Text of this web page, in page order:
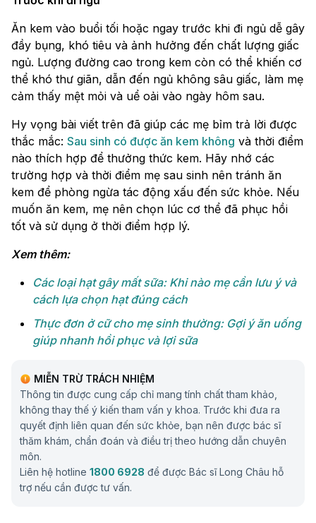
Ăn kem vào buổi tối hoặc ngay trước khi đi ngủ dễ gây
đầy bụng, khó tiêu và ảnh hưởng đến chất lượng giấc
ngủ. Lượng đường cao trong kem còn có thể khiến cơ
thể khó thư giãn, dẫn đến ngủ không sâu giấc, làm mẹ
cảm thấy mệt mỏi và uể oải vào ngày hôm sau.
Hy vọng bài viết trên đã giúp các mẹ bỉm trả lời được
thắc mắc: Sau sinh có được ăn kem không và thời điểm
nào thích hợp để thưởng thức kem. Hãy nhớ các
trường hợp và thời điểm mẹ sau sinh nên tránh ăn
kem để phòng ngừa tác động xấu đến sức khỏe. Nếu
muốn ăn kem, mẹ nên chọn lúc cơ thể đã phục hồi
tốt và sử dụng ở thời điểm hợp lý.
Xem thêm:
Các loại hạt gây mất sữa: Khi nào mẹ cần lưu ý và
cách lựa chọn hạt đúng cách
Thực đơn ở cữ cho mẹ sinh thường: Gợi ý ăn uống
giúp nhanh hồi phục và lợi sữa
MIỄN TRỪ TRÁCH NHIỆM
Thông tin được cung cấp chỉ mang tính chất tham khảo,
không thay thế ý kiến tham vấn y khoa. Trước khi đưa ra
quyết định liên quan đến sức khỏe, bạn nên được bác sĩ
thăm khám, chẩn đoán và điều trị theo hướng dẫn chuyên
môn.
Liên hệ hotline 1800 6928 để được Bác sĩ Long Châu hỗ
trợ nếu cần được tư vấn.